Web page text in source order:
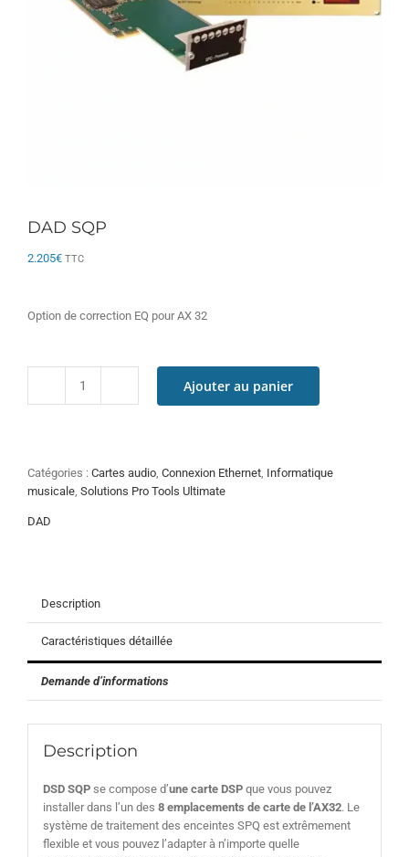
DAD SQP
2.205€ TTC
Option de correction EQ pour AX 32
quantité
Ajouter au panier
Catégories : Cartes audio, Connexion Ethernet, Informatique
musicale, Solutions Pro Tools Ultimate
DAD
Description
Caractéristiques détaillée
Demande d’informations
Description
DSD SQPse compose d’une carte DSPque vous pouvez
installer dans l’un des 8 emplacements de carte de l’AX32. Le
système de traitement des enceintes SPQ est extrêmement
flexible et vous pouvez l’adapter à n’importe quelle